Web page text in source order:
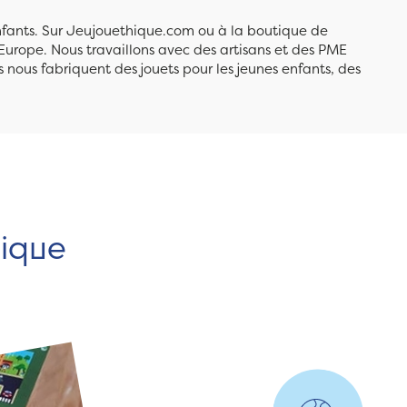
Sur Jeujouethique.com ou à la boutique de
Nous travaillons avec des artisans et des PME
fabriquent des jouets pour les jeunes enfants, des